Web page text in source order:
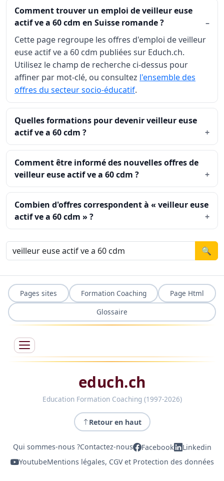
Comment trouver un emploi de veilleur euse
actif ve a 60 cdm en Suisse romande ?
Cette page regroupe les offres d'emploi de veilleur
euse actif ve a 60 cdm publiées sur Educh.ch.
Utilisez le champ de recherche ci-dessus pour
affiner par mot-clé, ou consultez l'ensemble des
offres du secteur socio-éducatif.
Quelles formations pour devenir veilleur euse
actif ve a 60 cdm ?
Comment être informé des nouvelles offres de
veilleur euse actif ve a 60 cdm ?
Combien d'offres correspondent à « veilleur euse
actif ve a 60 cdm » ?
🔍
Pages sites Formation Coaching
Page Html
Glossaire
educh.ch
Education Formation Coaching (1997-2026)
Retour en haut
Qui sommes-nous ?Contactez-nous Facebook
Linkedin
YoutubeMentions légales, CGV et Protection des données